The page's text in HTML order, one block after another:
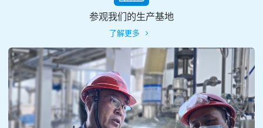
参观我们的生产基地
了解更多